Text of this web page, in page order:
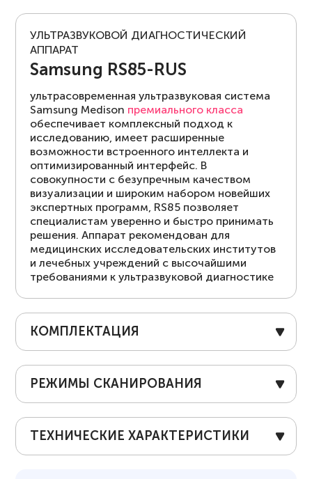
УЛЬТРАЗВУКОВОЙ ДИАГНОСТИЧЕСКИЙ
АППАРАТ
Samsung RS85-RUS
ультрасовременная ультразвуковая система
Samsung Medison премиального класса
обеспечивает комплексный подход к
исследованию, имеет расширенные
возможности встроенного интеллекта и
оптимизированный интерфейс. В
совокупности с безупречным качеством
визуализации и широким набором новейших
экспертных программ, RS85 позволяет
специалистам уверенно и быстро принимать
решения. Аппарат рекомендован для
медицинских исследовательских институтов
и лечебных учреждений с высочайшими
требованиями к ультразвуковой диагностике
КОМПЛЕКТАЦИЯ
РЕЖИМЫ СКАНИРОВАНИЯ
ТЕХНИЧЕСКИЕ ХАРАКТЕРИСТИКИ